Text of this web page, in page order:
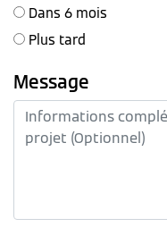
Dans 6 mois
Plus tard
Message